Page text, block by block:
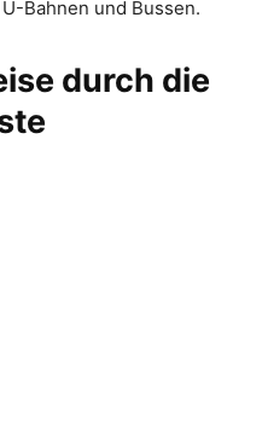
Bahnen und Bussen.
durch die